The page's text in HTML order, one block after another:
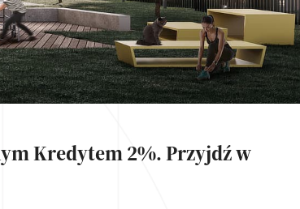
Kredytem 2%. Przyjdź w